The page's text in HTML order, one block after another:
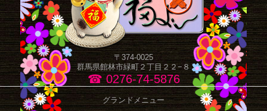
〒374-0025
群馬県館林市緑町２丁目２２−８
☎ 0276-74-5876
グランドメニュー